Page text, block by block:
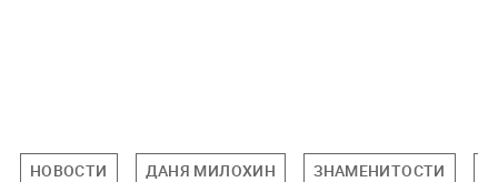
НОВОСТИ ДАНЯ МИЛОХИН ЗНАМЕНИТОСТИ